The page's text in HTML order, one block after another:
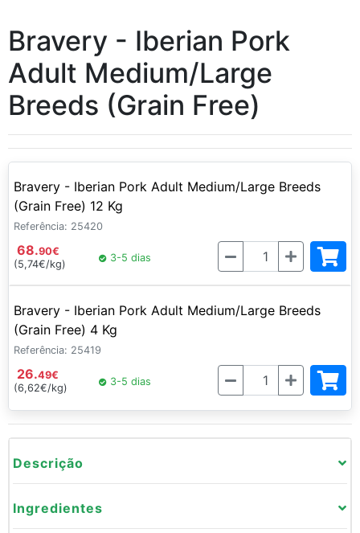
Bravery - Iberian Pork
Adult Medium/Large
Breeds (Grain Free)
Bravery - Iberian Pork Adult Medium/Large Breeds
(Grain Free) 12 Kg
Referência: 25420
68.90€
(5,74€/kg)
3-5 dias Quantidade
Bravery - Iberian Pork Adult Medium/Large Breeds
(Grain Free) 4 Kg
Referência: 25419
26.49€
(6,62€/kg)
3-5 dias Quantidade
Descrição
Ingredientes